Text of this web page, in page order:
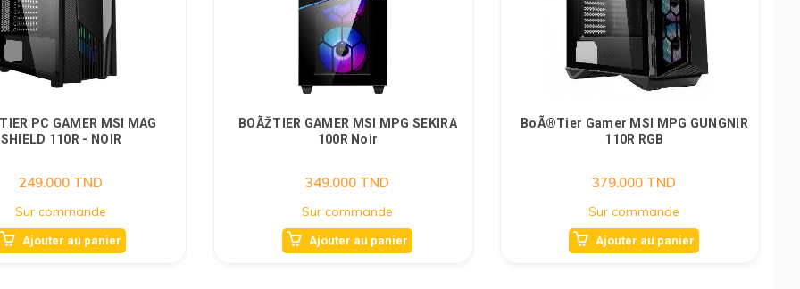
PC GAMER MSI MAG
SHIELD 110R - NOIR
249.000 TND
Sur commande
Ajouter au panier
BOÃŽTIER GAMER MSI MPG SEKIRA
100R Noir
349.000 TND
Sur commande
Ajouter au panier
BoÃ®tier Gamer MSI MPG GUNGNIR
110R RGB
379.000 TND
Sur commande
Ajouter au panier